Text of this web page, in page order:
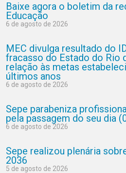
Baixe agora o boletim da
Educação
6 de agosto de 2026
MEC divulga resultado do
fracasso do Estado do Rio
relação às metas
últimos anos
6 de agosto de 2026
Sepe parabeniza
pela passagem do seu dia
6 de agosto de 2026
Sepe realizou plenária
2036
5 de agosto de 2026